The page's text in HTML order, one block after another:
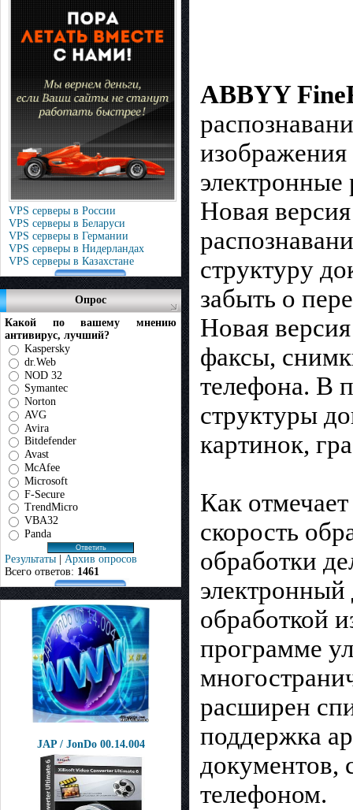
VPS серверы в России
VPS серверы в Беларуси
VPS серверы в Германии
VPS серверы в Нидерландах
VPS серверы в Казахстане
Опрос
Какой по вашему мнению
антивирус, лучший?
Kaspersky
dr.Web
NOD 32
Symantec
Norton
AVG
Avira
Bitdefender
Avast
McAfee
Microsoft
F-Secure
TrendMicro
VBA32
Panda
Результаты | Архив опросов
Всего ответов: 1461
JAP / JonDo 00.14.004
ABBYY
Новая
структуру
забыть о
Новая
факсы,
телефона. В
структуры
картинок,
Как
скорость
обработки
обработкой
программе
расширен
поддержка
документов,
телефоном.